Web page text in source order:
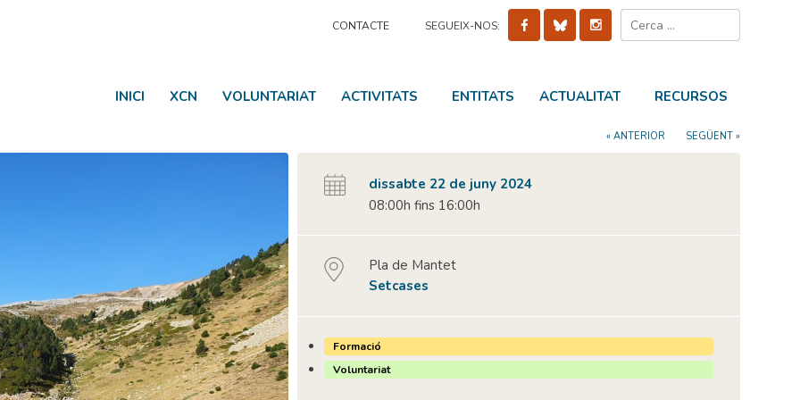
CONTACTE SEGUEIX-NOS:
INICI XCN VOLUNTARIAT ACTIVITATS ENTITATS ACTUALITAT RECURSOS
« ANTERIOR SEGÜENT »
dissabte 22 de juny 2024
08:00h fins 16:00h
Pla de Mantet
Setcases
Formació
Voluntariat